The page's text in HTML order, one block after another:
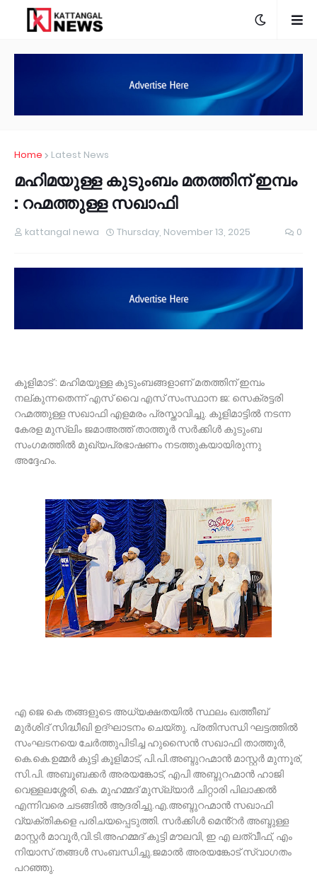
Home Latest News
മഹിമയുള്ള കുടുംബം മതത്തിന് ഇമ്പം
: റഹ്മത്തുള്ള സഖാഫി
kattangal newa Thursday, November 13, 2025 0
കൂളിമാട് : മഹിമയുള്ള കുടുംബങ്ങളാണ് മതത്തിന് ഇമ്പം
നല്കുന്നതെന്ന് എസ് വൈ എസ് സംസ്ഥാന ജ: സെക്രട്ടരി
റഹ്മത്തുള്ള സഖാഫി എളമരം പ്രസ്താവിച്ചു. കൂളിമാട്ടിൽ നടന്ന
കേരള മുസ്ലിം ജമാഅത്ത് താത്തൂർ സർക്കിൾ കുടുംബ
സംഗമത്തിൽ മുഖ്യപ്രഭാഷണം നടത്തുകയായിരുന്നു
അദ്ദേഹം.
എ ജെ കെ തങ്ങളുടെ അധ്യക്ഷതയിൽ സ്ഥലം ഖത്തീബ്
മുർശിദ് സിദ്ധീഖി ഉദ്ഘാടനം ചെയ്തു. പ്രതിസന്ധി ഘട്ടത്തിൽ
സംഘടനയെ ചേർത്തുപിടിച്ച ഹുസൈൻ സഖാഫി താത്തൂർ,
കെ.കെ.ഉമ്മർ കുട്ടി കൂളിമാട്, പി.പി.അബ്ദുറഹ്മാൻ മാസ്റ്റർ മുന്നൂര്,
സി.പി. അബൂബക്കർ അരയങ്കോട്, എപി അബ്ദുറഹ്മാൻ ഹാജി
വെള്ളലശ്ശേരി, കെ. മുഹമ്മദ് മുസ്ല്യാർ ചിറ്റാരി പിലാക്കൽ
എന്നിവരെ ചടങ്ങിൽ ആദരിച്ചു.എ.അബ്ദുറഹ്മാൻ സഖാഫി
വ്യക്തികളെ പരിചയപ്പെടുത്തി. സർക്കിൾ മെൻ്റർ അബ്ദുള്ള
മാസ്റ്റർ മാവൂർ,വി.ടി.അഹമ്മദ് കുട്ടി മൗലവി, ഇ എ ലത്വീഫ്, എം
നിയാസ് തങ്ങൾ സംബന്ധിച്ചു.ജമാൽ അരയങ്കോട് സ്വാഗതം
പറഞ്ഞു.